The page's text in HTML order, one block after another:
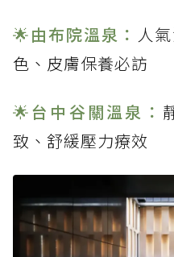
🌟由布院溫泉： 人
色、皮膚保養必訪
🌟台中谷關溫泉：
致、舒緩壓力療效